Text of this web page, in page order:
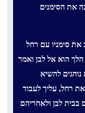
את הסימנים
סימניו עם רחל
הלך הוא אל לבן ואמר
נוהגים להשיא
רחל, עליך לעבוד
שנים". עבד יעקב עוד 7 שנים בבית לבן ולאחריהם